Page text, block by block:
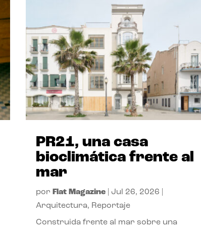
PR21, una casa
bioclimática frente al
mar
por Flat Magazine| Jul 26, 2026
Arquitectura, Reportaje
Construida frente al mar sobre una